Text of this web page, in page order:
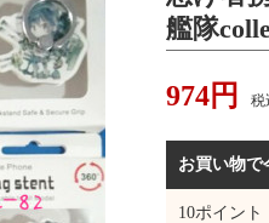
艦隊
974円 税
お買い物で
10ポイント